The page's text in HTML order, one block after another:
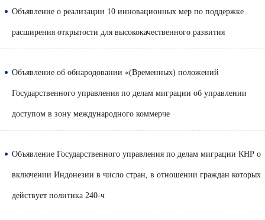
Объявление о реализации 10 инновационных мер по поддержке
расширения открытости для высококачественного развития
Объявление об обнародовании «(Временных) положений
Государственного управления по делам миграции об управлении
доступом в зону международного коммерче
Объявление Государственного управления по делам миграции КНР о
включении Индонезии в число стран, в отношении граждан которых
действует политика 240-ч